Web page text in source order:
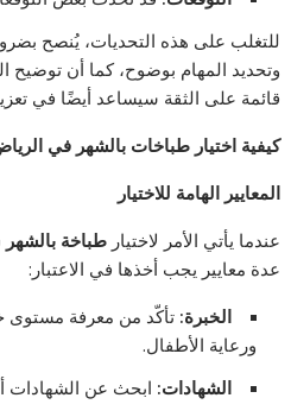
للتغلب على هذه التحديات، يُنصح
وتحديد المهام بوضوح، كما أن توضيح
قائمة على الثقة سيساعد أيضًا في
كيفية اختيار طباخات بالشهر في
المعايير الهامة للاختيار
عندما يأتي الأمر لاختيارطباخة
عدة معايير يجب أخذها في الاعتبار:
الخبرة: تأكّد من معرفة مستوى
ورعاية الأطفال.
الشهادات: ابحث عن الشهادات